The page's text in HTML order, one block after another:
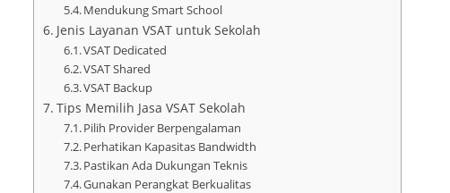
Mendukung Smart School
Jenis Layanan VSAT untuk Sekolah
VSAT Dedicated
VSAT Shared
VSAT Backup
Tips Memilih Jasa VSAT Sekolah
Pilih Provider Berpengalaman
Perhatikan Kapasitas Bandwidth
Pastikan Ada Dukungan Teknis
Gunakan Perangkat Berkualitas